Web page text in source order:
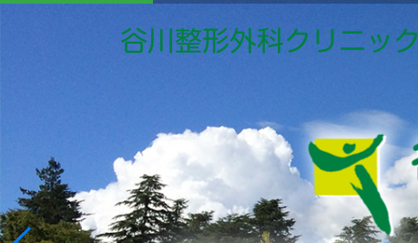
谷川整形外科クリニック